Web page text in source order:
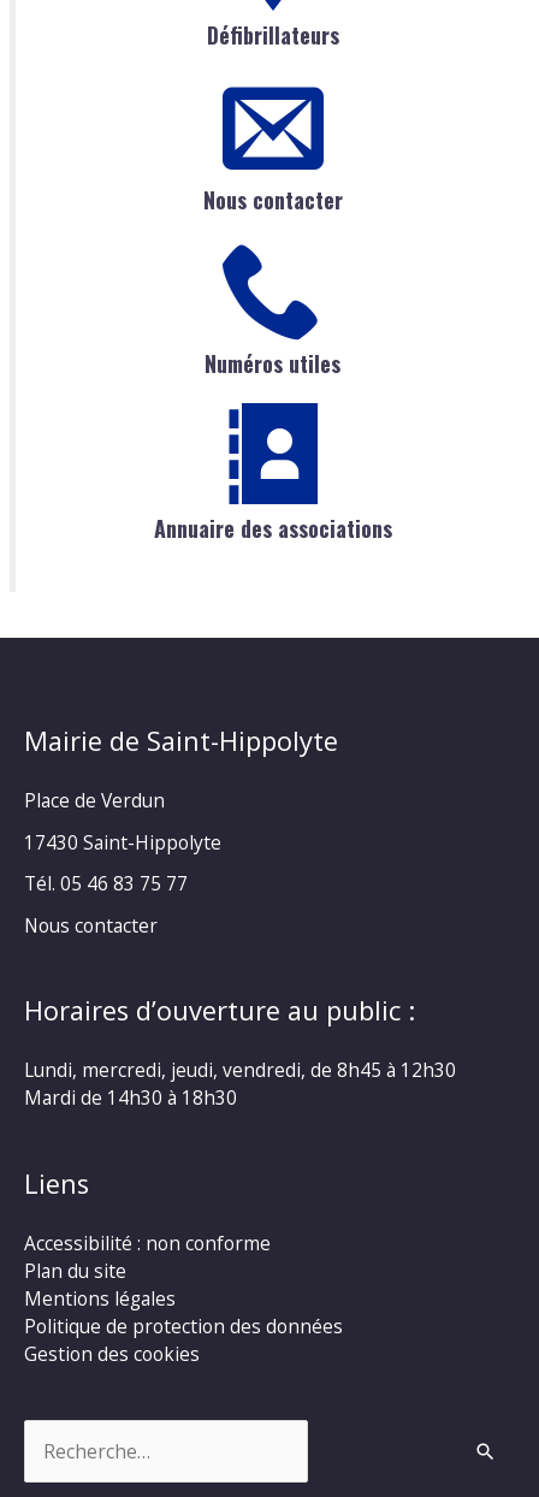
Défibrillateurs
Nous contacter
Numéros utiles
Annuaire des associations
Mairie de Saint-Hippolyte
Place de Verdun
17430 Saint-Hippolyte
Tél. 05 46 83 75 77
Nous contacter
Horaires d’ouverture au public :
Lundi, mercredi, jeudi, vendredi, de 8h45 à 12h30
Mardi de 14h30 à 18h30
Liens
Accessibilité : non conforme
Plan du site
Mentions légales
Politique de protection des données
Gestion des cookies